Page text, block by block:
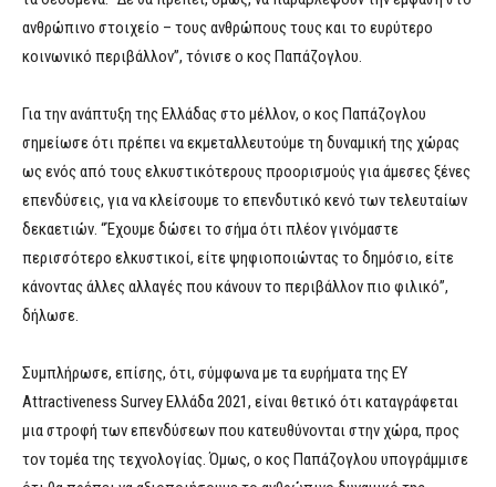
ανθρώπινο στοιχείο – τους ανθρώπους τους και το ευρύτερο
κοινωνικό περιβάλλον”, τόνισε ο κος Παπάζογλου.
Για την ανάπτυξη της Ελλάδας στο μέλλον, ο κος Παπάζογλου
σημείωσε ότι πρέπει να εκμεταλλευτούμε τη δυναμική της χώρας
ως ενός από τους ελκυστικότερους προορισμούς για άμεσες ξένες
επενδύσεις, για να κλείσουμε το επενδυτικό κενό των τελευταίων
δεκαετιών. “Έχουμε δώσει το σήμα ότι πλέον γινόμαστε
περισσότερο ελκυστικοί, είτε ψηφιοποιώντας το δημόσιο, είτε
κάνοντας άλλες αλλαγές που κάνουν το περιβάλλον πιο φιλικό”,
δήλωσε.
Συμπλήρωσε, επίσης, ότι, σύμφωνα με τα ευρήματα της EY
Attractiveness Survey Ελλάδα 2021, είναι θετικό ότι καταγράφεται
μια στροφή των επενδύσεων που κατευθύνονται στην χώρα, προς
τον τομέα της τεχνολογίας. Όμως, ο κος Παπάζογλου υπογράμμισε